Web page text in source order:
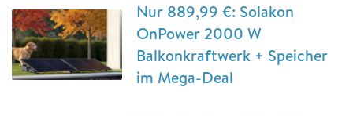
Nur 889,99 €: Solakon
OnPower 2000 W
Balkonkraftwerk + Speicher
im Mega-Deal